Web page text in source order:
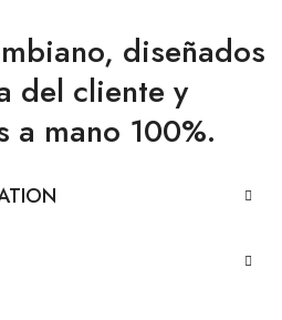
diseñados
del cliente y
a mano 100%.